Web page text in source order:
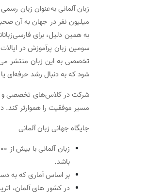
لذت قدم گذاشتن در
زبان آلمانی برای کسب و
چه کسانی باید برای یاد
میلیون نفر در جهان به آن
به همین دلیل، برای
سومین زبان پرآموزش در
تخصصی به این زبان منتشر
شود که به دنبال رشد حرفه‌ای
شرکت در کلاس‌های تخصصی و
مسیر موفقیت را هموارتر کند.
جایگاه جهانی زبان آلمانی
باشد.
بر اساس آماری که به دست آمده است،
در کشور های آلمان،